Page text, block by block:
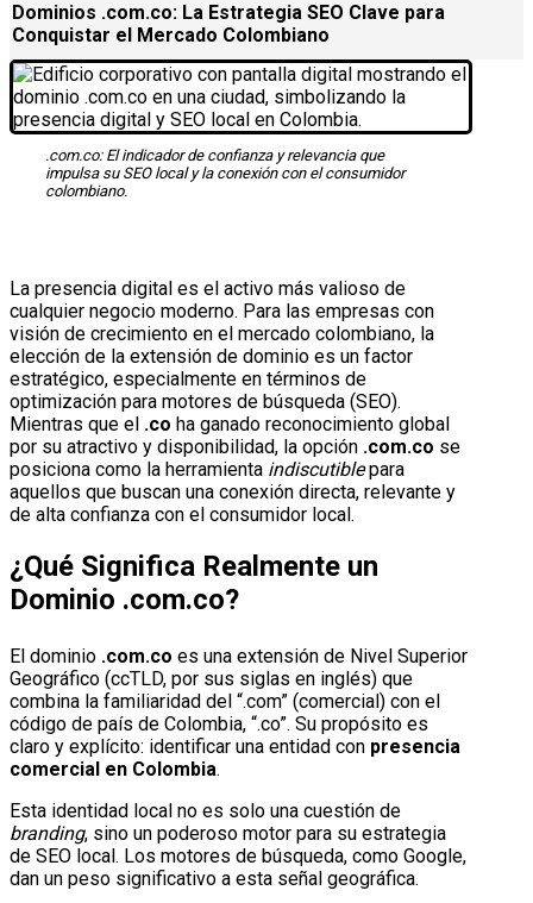
Dominios .com.co: La Estrategia SEO Clave para
Conquistar el Mercado Colombiano
.com.co: El indicador de confianza y relevancia que
impulsa su SEO local y la conexión con el consumidor
colombiano.
La presencia digital es el activo más valioso de
cualquier negocio moderno. Para las empresas con
visión de crecimiento en el mercado colombiano, la
elección de la extensión de dominio es un factor
estratégico, especialmente en términos de
optimización para motores de búsqueda (SEO).
Mientras que el .co ha ganado reconocimiento global
por su atractivo y disponibilidad, la opción .com.co se
posiciona como la herramienta indiscutiblepara
aquellos que buscan una conexión directa, relevante y
de alta confianza con el consumidor local.
¿Qué Significa Realmente un
Dominio .com.co?
El dominio .com.co es una extensión de Nivel Superior
Geográfico (ccTLD, por sus siglas en inglés) que
combina la familiaridad del “.com” (comercial) con el
código de país de Colombia, “.co”. Su propósito es
claro y explícito: identificar una entidad con presencia
comercial en Colombia.
Esta identidad local no es solo una cuestión de
branding, sino un poderoso motor para su estrategia
de SEO local. Los motores de búsqueda, como Google,
dan un peso significativo a esta señal geográfica.